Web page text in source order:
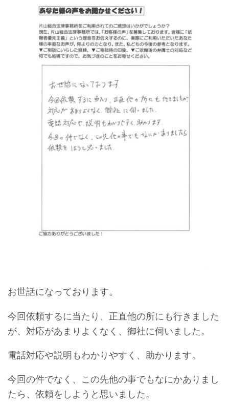
お世話になっております。
今回依頼するに当たり、正直他の所にも行きました
が、対応があまりよくなく、御社に伺いました。
電話対応や説明もわかりやすく、助かります。
今回の件でなく、この先他の事でもなにかありまし
たら、依頼をしようと思いました。